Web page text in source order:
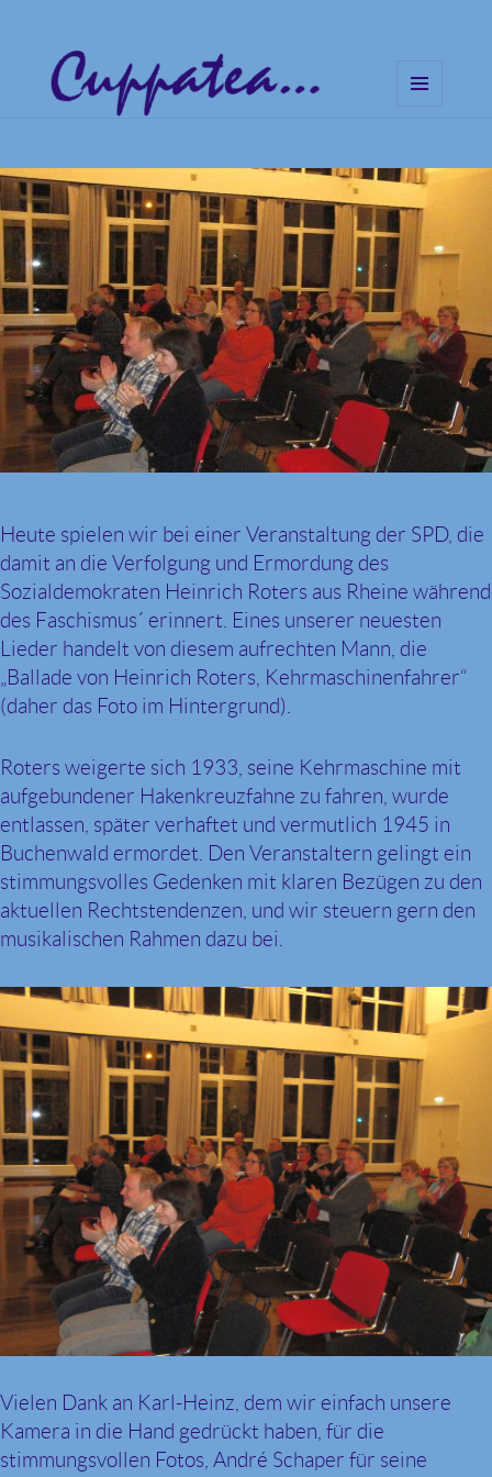
Musik und klare Botschaften
Heute spielen wir bei einer Veranstaltung der SPD, die
damit an die Verfolgung und Ermordung des
Sozialdemokraten Heinrich Roters aus Rheine während
des Faschismus´ erinnert. Eines unserer neuesten
Lieder handelt von diesem aufrechten Mann, die
„Ballade von Heinrich Roters, Kehrmaschinenfahrer“
(daher das Foto im Hintergrund).
Roters weigerte sich 1933, seine Kehrmaschine mit
aufgebundener Hakenkreuzfahne zu fahren, wurde
entlassen, später verhaftet und vermutlich 1945 in
Buchenwald ermordet. Den Veranstaltern gelingt ein
stimmungsvolles Gedenken mit klaren Bezügen zu den
aktuellen Rechtstendenzen, und wir steuern gern den
musikalischen Rahmen dazu bei.
Vielen Dank an Karl-Heinz, dem wir einfach unsere
Kamera in die Hand gedrückt haben, für die
stimmungsvollen Fotos, André Schaper für seine